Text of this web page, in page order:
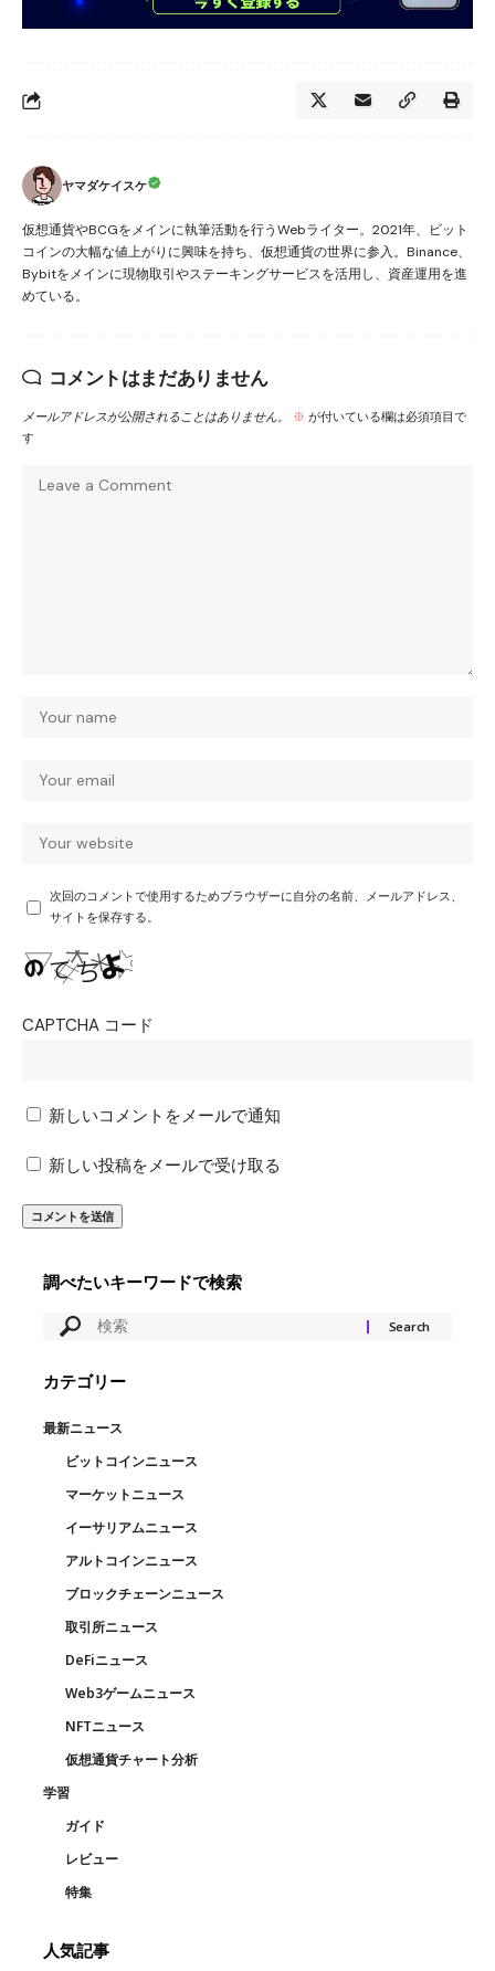
ヤマダケイスケ
仮想通貨やBCGをメインに執筆活動を行うWebライター。2021年、ビット
コインの大幅な値上がりに興味を持ち、仮想通貨の世界に参入。Binance、
Bybitをメインに現物取引やステーキングサービスを活用し、資産運用を進
めている。
コメントはまだありません
メールアドレスが公開されることはありません。 ※ が付いている欄は必須項目で
す
次回のコメントで使用するためブラウザーに自分の名前、メールアドレス、
サイトを保存する。
CAPTCHA コード
新しいコメントをメールで通知
新しい投稿をメールで受け取る
調べたいキーワードで検索
カテゴリー
最新ニュース
ビットコインニュース
マーケットニュース
イーサリアムニュース
アルトコインニュース
ブロックチェーンニュース
取引所ニュース
DeFiニュース
Web3ゲームニュース
NFTニュース
仮想通貨チャート分析
学習
ガイド
レビュー
特集
人気記事